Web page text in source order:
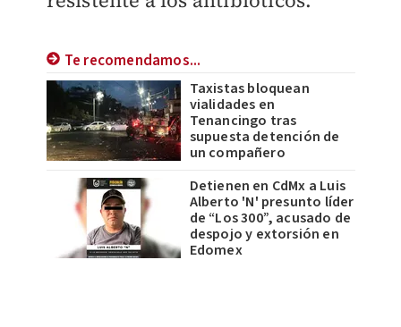
Te recomendamos...
Taxistas bloquean
vialidades en
Tenancingo tras
supuesta detención de
un compañero
Detienen en CdMx a Luis
Alberto 'N' presunto líder
de “Los 300”, acusado de
despojo y extorsión en
Edomex